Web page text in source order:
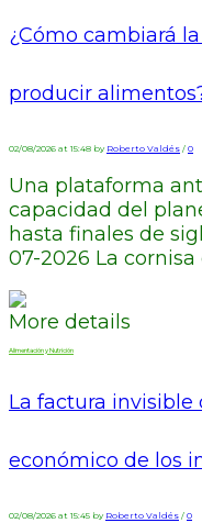
¿Cómo cambiará
producir
02/08/2026 at 15:48 by Roberto Valdés / 0
Una plataforma
capacidad del
hasta finales de
07-2026 La
More details
Alimentación y Nutrición
La factura invisible
económico de los
02/08/2026 at 15:45 by Roberto Valdés / 0